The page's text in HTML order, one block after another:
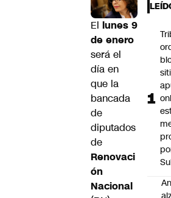
El lunes 9
de enero
será el
día en
que la
bancada
de
diputados
de
Renovaci
ón
Nacional